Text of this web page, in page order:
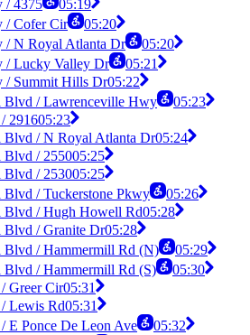
/ 4375
05:19
/ Cofer Cir
05:20
/ N Royal Atlanta Dr
05:20
/ Lucky Valley Dr
05:21
/ Summit Hills Dr05:22
Blvd / Lawrenceville Hwy
05:23
291605:23
Blvd / N Royal Atlanta Dr05:24
Blvd / 255005:25
Blvd / 253005:25
/ Tuckerstone Pkwy
05:26
Blvd / Hugh Howell Rd05:28
Blvd / Granite Dr05:28
Blvd / Hammermill Rd (N)
05:29
Blvd / Hammermill Rd (S)
05:30
Greer Cir05:31
Lewis Rd05:31
E Ponce De Leon Ave
05:32